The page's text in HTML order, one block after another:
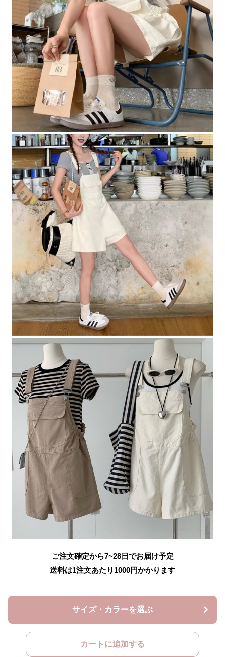
ご注文確定から7~28日でお届け予定
送料は1注文あたり 1000円かかります
サイズ・カラーを選ぶ
カートに追加する